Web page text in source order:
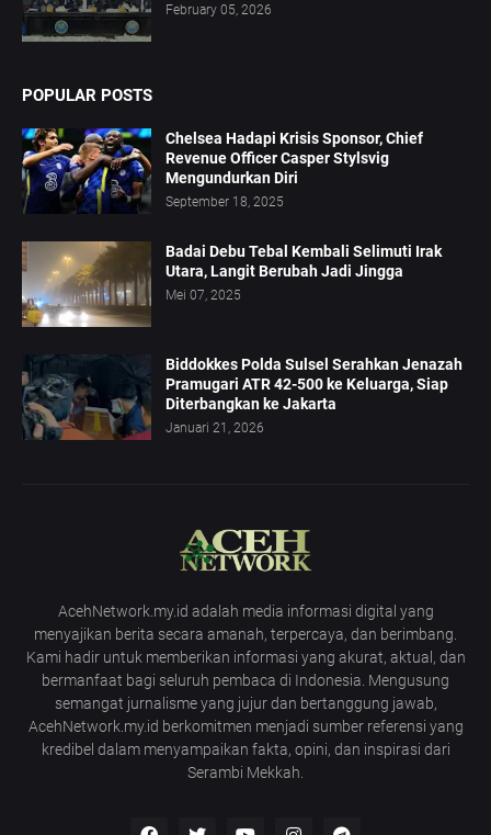
February 05, 2026
POPULAR POSTS
Chelsea Hadapi Krisis Sponsor, Chief
Revenue Officer Casper Stylsvig
Mengundurkan Diri
September 18, 2025
Badai Debu Tebal Kembali Selimuti Irak
Utara, Langit Berubah Jadi Jingga
Mei 07, 2025
Biddokkes Polda Sulsel Serahkan Jenazah
Pramugari ATR 42-500 ke Keluarga, Siap
Diterbangkan ke Jakarta
Januari 21, 2026
AcehNetwork.my.id adalah media informasi digital yang
menyajikan berita secara amanah, terpercaya, dan berimbang.
Kami hadir untuk memberikan informasi yang akurat, aktual, dan
bermanfaat bagi seluruh pembaca di Indonesia. Mengusung
semangat jurnalisme yang jujur dan bertanggung jawab,
AcehNetwork.my.id berkomitmen menjadi sumber referensi yang
kredibel dalam menyampaikan fakta, opini, dan inspirasi dari
Serambi Mekkah.